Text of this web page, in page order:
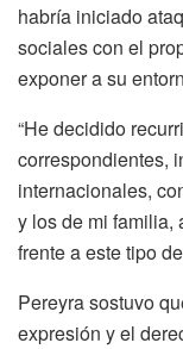
habría iniciado
sociales con el
exponer a su
“He decidido
correspondientes,
internacionales,
y los de mi familia,
frente a este tipo
Pereyra sostuvo
expresión y el